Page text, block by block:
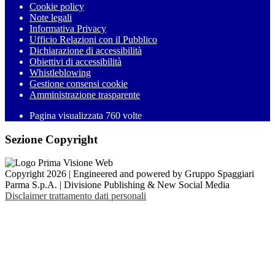
Cookie policy
Note legali
Informativa Privacy
Ufficio Relazioni con il Pubblico
Dichiarazione di accessibilità
Obiettivi di accessibilità
Whistleblowing
Gestione consensi cookie
Amministrazione trasparente
Pagina visualizzata 760 volte
Sezione Copyright
Copyright 2026 | Engineered and powered by Gruppo Spaggiari
Parma S.p.A. | Divisione Publishing & New Social Media
Disclaimer trattamento dati personali